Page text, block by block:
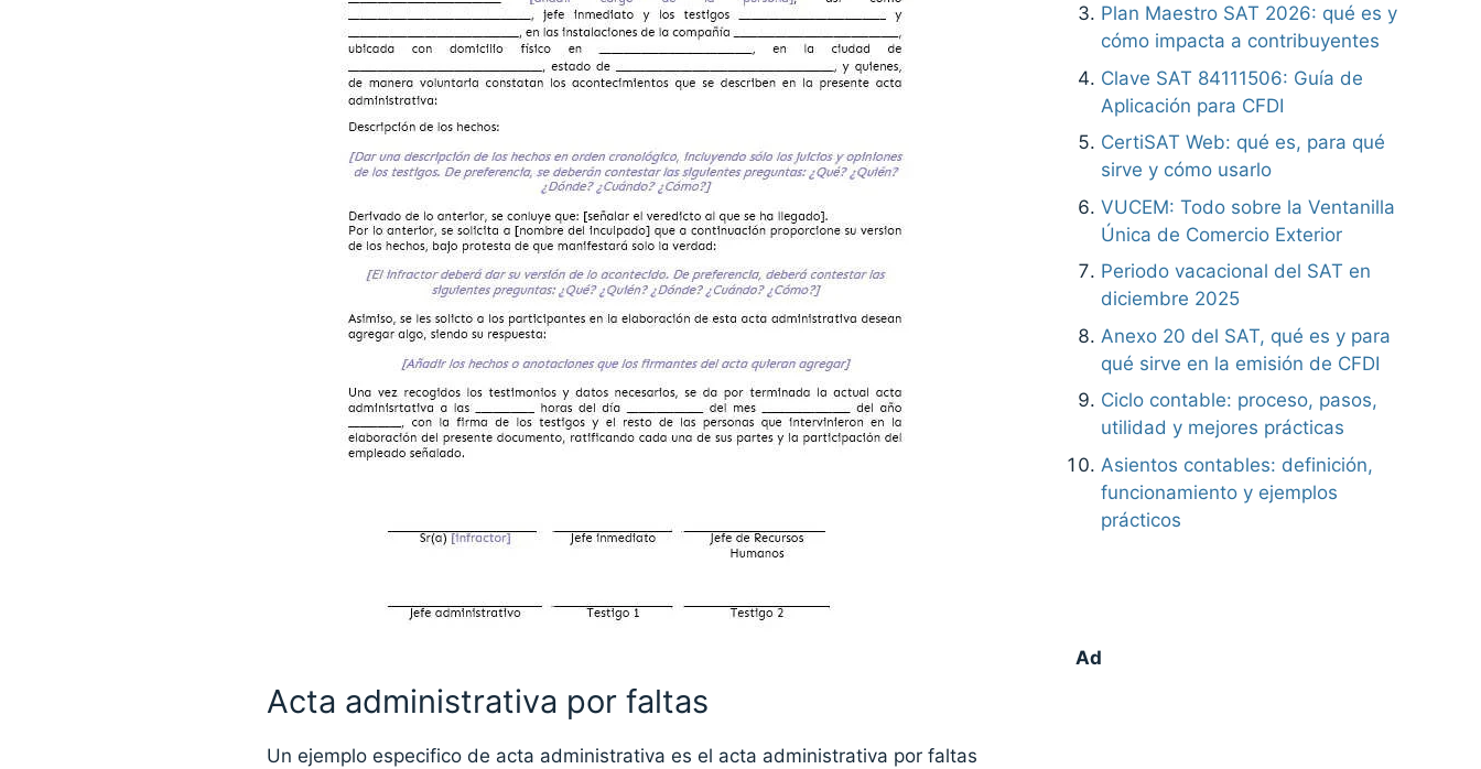
Acta administrativa por faltas
Un ejemplo especifico de acta administrativa es el acta administrativa por faltas
Plan Maestro SAT 2026: qué es y
cómo impacta a contribuyentes
Clave SAT 84111506: Guía de
Aplicación para CFDI
CertiSAT Web: qué es, para qué
sirve y cómo usarlo
VUCEM: Todo sobre la Ventanilla
Única de Comercio Exterior
Periodo vacacional del SAT en
diciembre 2025
Anexo 20 del SAT, qué es y para
qué sirve en la emisión de CFDI
Ciclo contable: proceso, pasos,
utilidad y mejores prácticas
Asientos contables: definición,
funcionamiento y ejemplos
prácticos
Ad